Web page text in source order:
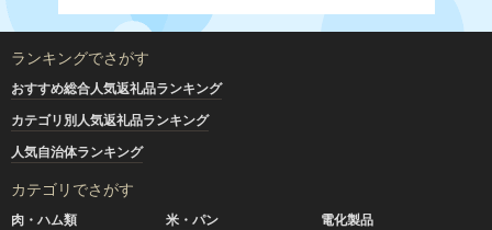
ランキングでさがす
おすすめ総合人気返礼品ランキング
カテゴリ別人気返礼品ランキング
人気自治体ランキング
カテゴリでさがす
肉・ハム類 米・パン
電化製品